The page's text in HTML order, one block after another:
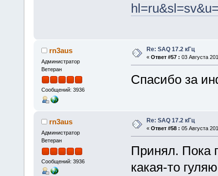
rn3aus
Администратор
Ветеран
Сообщений: 3936
Re: SAQ 17.2 кГц
« Ответ #57 : 03 Августа
Спасибо за
rn3aus
Администратор
Ветеран
Сообщений: 3936
Re: SAQ 17.2 кГц
« Ответ #58 : 05 Августа
Принял. Пока
какая-то